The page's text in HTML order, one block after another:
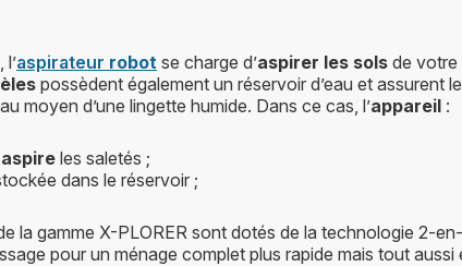
aspirateur robot se charge d’aspirer les sols de votre
possèdent également un réservoir d’eau et assurent
moyen d’une lingette humide. Dans ce cas, l’appareil :
aspire les saletés ;
dans le réservoir ;
la gamme X-PLORER sont dotés de la technologie 2-
pour un ménage complet plus rapide mais tout aussi